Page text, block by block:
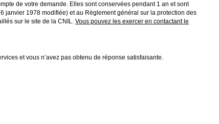
de votre demande. Elles sont conservées pendant 1 an et sont
janvier 1978 modifiée) et au Règlement général sur la protection des
sur le site de la CNIL. Vous pouvez les exercer en contactant le
et vous n’avez pas obtenu de réponse satisfaisante.